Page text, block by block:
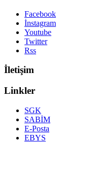
Facebook
İnstagram
Youtube
Twitter
Rss
İletişim
Linkler
SGK
SABİM
E-Posta
EBYS